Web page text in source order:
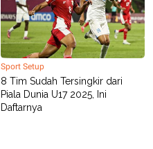
Sport Setup
8 Tim Sudah Tersingkir dari
Piala Dunia U17 2025, Ini
Daftarnya